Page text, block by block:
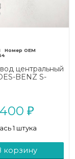
центральный
BENZ S-
400 ₽
1 штука
корзину